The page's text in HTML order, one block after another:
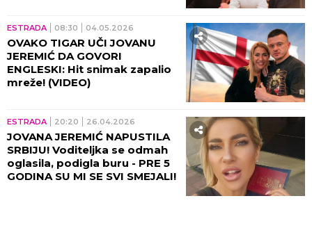
ESTRADA 08:30 04.05.2026
OVAKO TIGAR UČI JOVANU
JEREMIĆ DA GOVORI
ENGLESKI: Hit snimak zapalio
mreže! (VIDEO)
ESTRADA 20:20 26.04.2026
JOVANA JEREMIĆ NAPUSTILA
SRBIJU! Voditeljka se odmah
oglasila, podigla buru - PRE 5
GODINA SU MI SE SVI SMEJALI!